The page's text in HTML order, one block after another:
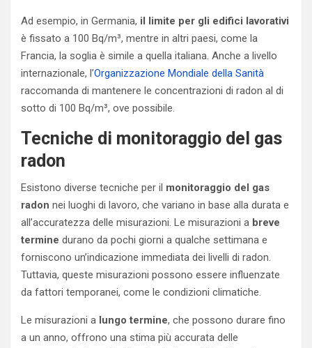
Ad esempio, in Germania, il limite per gli edifici lavorativi
è fissato a 100 Bq/m³, mentre in altri paesi, come la
Francia, la soglia è simile a quella italiana. Anche a livello
internazionale, l’Organizzazione Mondiale della Sanità
raccomanda di mantenere le concentrazioni di radon al di
sotto di 100 Bq/m³, ove possibile.
Tecniche di monitoraggio del gas
radon
Esistono diverse tecniche per il monitoraggio del gas
radon nei luoghi di lavoro, che variano in base alla durata e
all’accuratezza delle misurazioni. Le misurazioni a breve
termine durano da pochi giorni a qualche settimana e
forniscono un’indicazione immediata dei livelli di radon.
Tuttavia, queste misurazioni possono essere influenzate
da fattori temporanei, come le condizioni climatiche.
Le misurazioni a lungo termine, che possono durare fino
a un anno, offrono una stima più accurata delle